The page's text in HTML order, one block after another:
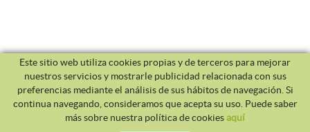
Este sitio web utiliza cookies propias y de terceros para mejorar
nuestros servicios y mostrarle publicidad relacionada con sus
preferencias mediante el análisis de sus hábitos de navegación. Si
continua navegando, consideramos que acepta su uso. Puede saber
más sobre nuestra política de cookiesaquí